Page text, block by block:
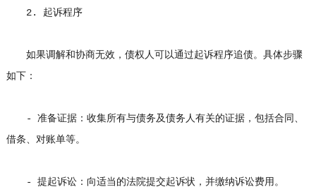
2. 起诉程序
如果调解和协商无效，债权人可以通过起诉程序追债。具体步骤
如下：
- 准备证据：收集所有与债务及债务人有关的证据，包括合同、
借条、对账单等。
- 提起诉讼：向适当的法院提交起诉状，并缴纳诉讼费用。